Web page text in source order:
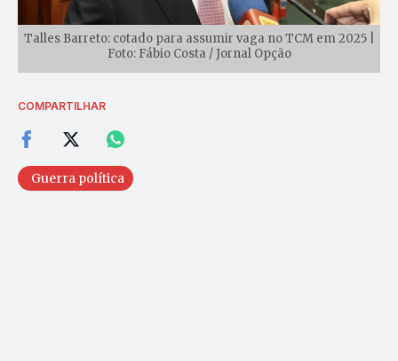
Talles Barreto: cotado para assumir vaga no TCM em 2025 |
Foto: Fábio Costa / Jornal Opção
COMPARTILHAR
Guerra política